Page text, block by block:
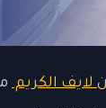
الكريم